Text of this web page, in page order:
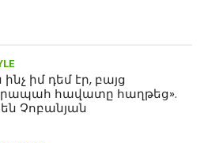
ինչ իմ դեմ էր, բայց
հավատը հաղթեց».
Չոբանյան